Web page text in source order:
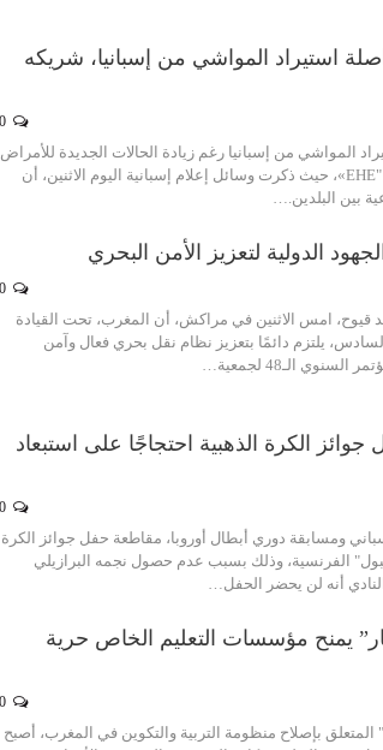
استيراد المواشي من إسبانيا، شريكه
المواشي من إسبانيا رغم زيادة الحالات الجديدة للأمراض
الحيوانية مثل "اللسان الأزرق" ومرض "EHE»، حيث ذكرت وسائل إعلام إسبانية اليوم الاثنين، أن
بين البلدين.…
الدولية لتعزيز الأمن البحري
قيوح، امس الاثنين في مراكش، أن المغرب، تحت القيادة
يلتزم دائمًا بتعزيز نظام نقل بحري فعال وآمن
الـ48 لجمعية…
الكرة الذهبية احتجاجًا على استبعاد
ومسابقة دوري أبطال أوروبا، مقاطعة حفل جوائز الكرة
الفرنسية، وذلك بسبب عدم حصول نجمه البرازيلي
أنه لن يحضر الحفل…
يمنح مؤسسات التعليم الخاص حرية
منذ بدء العمل بـ"القانون الإطار 51.17" المتعلق بإصلاح منظومة التربية والتكوين في المغرب، أصبح